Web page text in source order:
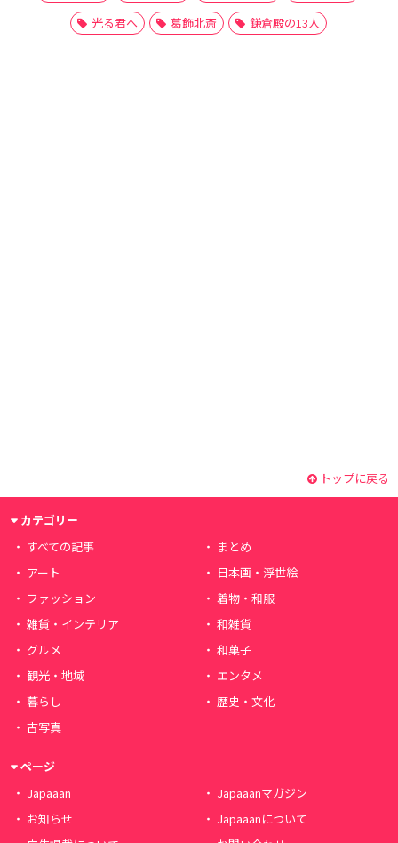
光る君へ
葛飾北斎 鎌倉殿の13人
トップに戻る
カテゴリー
すべての記事
まとめ
アート
日本画・浮世絵
ファッション
着物・和服
雑貨・インテリア
和雑貨
グルメ
和菓子
観光・地域
エンタメ
暮らし
歴史・文化
古写真
ページ
Japaaan
Japaaanマガジン
お知らせ
Japaaanについて